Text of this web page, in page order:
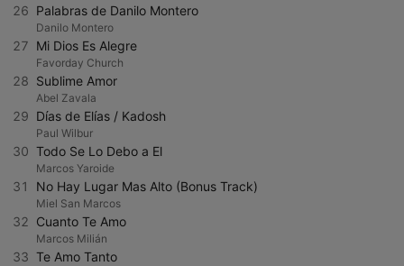
26 Palabras de Danilo Montero
Danilo Montero
27 Mi Dios Es Alegre
Favorday Church
28 Sublime Amor
Abel Zavala
29 Días de Elías / Kadosh
Paul Wilbur
30 Todo Se Lo Debo a El
Marcos Yaroide
31 No Hay Lugar Mas Alto (Bonus Track)
Miel San Marcos
32 Cuanto Te Amo
Marcos Milián
33 Te Amo Tanto